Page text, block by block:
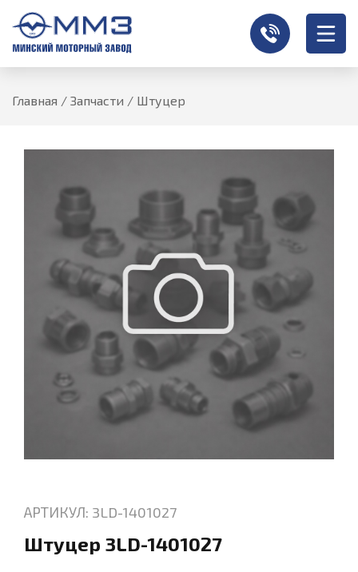
Главная / Запчасти / Штуцер
АРТИКУЛ: 3LD-1401027
Штуцер 3LD-1401027